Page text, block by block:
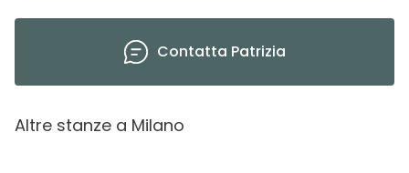
Contatta Patrizia
Altre stanze a Milano